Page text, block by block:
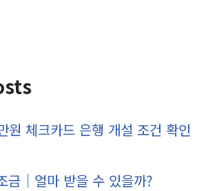
원 체크카드 은행 개설 조건 확인
금｜얼마 받을 수 있을까?